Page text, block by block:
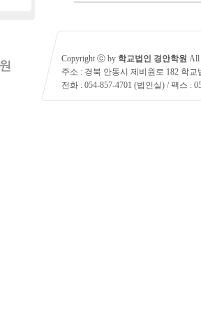
Copyright ⓒ by 학교법인 경안학원 All
주소 : 경북 안동시 제비원로 182 학교
전화 : 054-857-4701 (법인실) / 팩스 :